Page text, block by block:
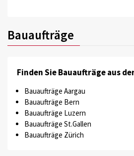
Bauaufträge
Finden Sie Bauaufträge aus
Bauaufträge Aargau
Bauaufträge Bern
Bauaufträge Luzern
Bauaufträge St.Gallen
Bauaufträge Zürich